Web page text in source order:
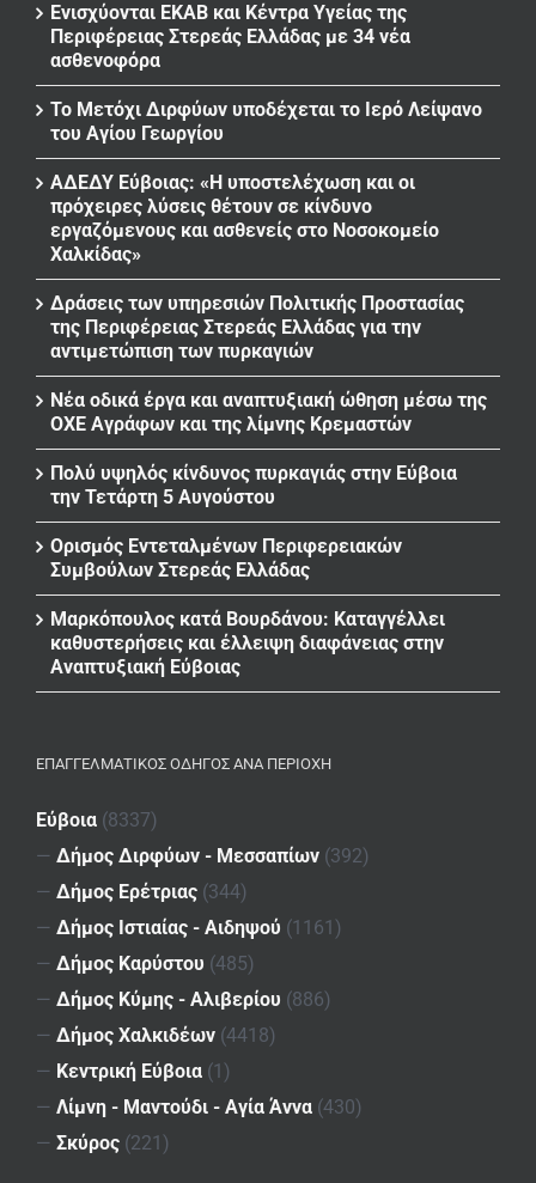
Ενισχύονται ΕΚΑΒ και Κέντρα Υγείας της
Περιφέρειας Στερεάς Ελλάδας με 34 νέα
ασθενοφόρα
Το Μετόχι Διρφύων υποδέχεται το Ιερό Λείψανο
του Αγίου Γεωργίου
ΑΔΕΔΥ Εύβοιας: «Η υποστελέχωση και οι
πρόχειρες λύσεις θέτουν σε κίνδυνο
εργαζόμενους και ασθενείς στο Νοσοκομείο
Χαλκίδας»
Δράσεις των υπηρεσιών Πολιτικής Προστασίας
της Περιφέρειας Στερεάς Ελλάδας για την
αντιμετώπιση των πυρκαγιών
Νέα οδικά έργα και αναπτυξιακή ώθηση μέσω της
ΟΧΕ Αγράφων και της λίμνης Κρεμαστών
Πολύ υψηλός κίνδυνος πυρκαγιάς στην Εύβοια
την Τετάρτη 5 Αυγούστου
Ορισμός Εντεταλμένων Περιφερειακών
Συμβούλων Στερεάς Ελλάδας
Μαρκόπουλος κατά Βουρδάνου: Καταγγέλλει
καθυστερήσεις και έλλειψη διαφάνειας στην
Αναπτυξιακή Εύβοιας
ΕΠΑΓΓΕΛΜΑΤΙΚΌΣ ΟΔΗΓΌΣ ΑΝΆ ΠΕΡΙΟΧΉ
Εύβοια (8337)
— Δήμος Διρφύων - Μεσσαπίων (392)
— Δήμος Ερέτριας (344)
— Δήμος Ιστιαίας - Αιδηψού (1161)
— Δήμος Καρύστου (485)
— Δήμος Κύμης - Αλιβερίου (886)
— Δήμος Χαλκιδέων (4418)
— Κεντρική Εύβοια (1)
— Λίμνη - Μαντούδι - Αγία Άννα (430)
— Σκύρος (221)